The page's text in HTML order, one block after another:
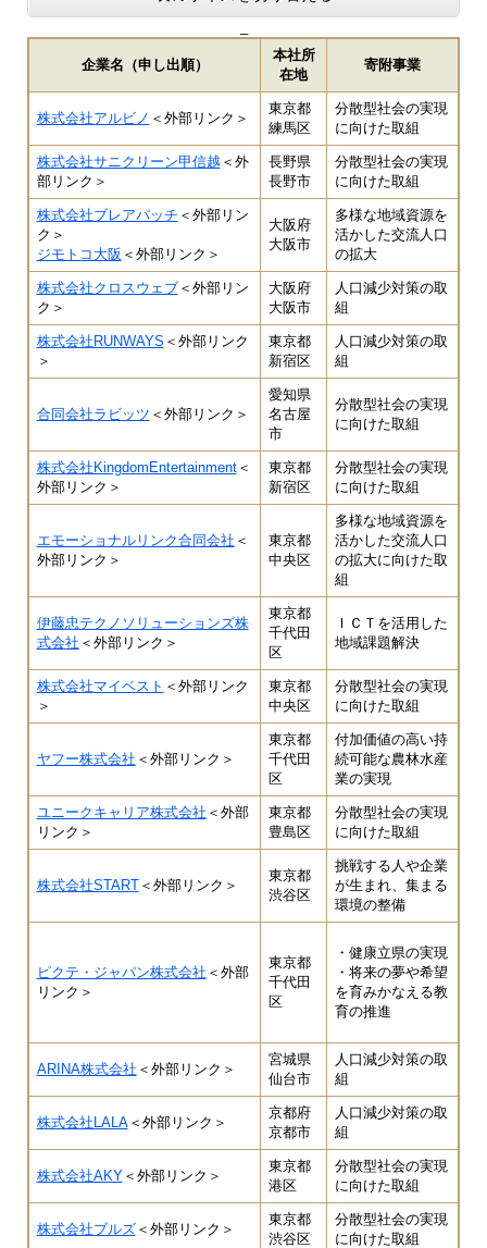
企業名（申し出順）
本社所
在地
寄附事業
株式会社アルビノ ＜外部リンク＞
東京都
練馬区
分散型社会の実現
に向けた取組
株式会社サニクリーン甲信越 ＜外
部リンク＞
長野県
長野市
分散型社会の実現
に向けた取組
株式会社ブレアパッチ ＜外部リン
ク＞
ジモトコ大阪 ＜外部リンク＞
大阪府
大阪市
多様な地域資源を
活かした交流人口
の拡大
株式会社クロスウェブ＜外部リン
ク＞
大阪府
大阪市
人口減少対策の取
組
株式会社RUNWAYS ＜外部リンク
＞
東京都
新宿区
人口減少対策の取
組
合同会社ラビッツ ＜外部リンク＞
愛知県
名古屋
市
分散型社会の実現
に向けた取組
株式会社KingdomEntertainment＜
外部リンク＞
東京都
新宿区
分散型社会の実現
に向けた取組
エモーショナルリンク合同会社 ＜
外部リンク＞
東京都
中央区
多様な地域資源を
活かした交流人口
の拡大に向けた取
組
伊藤忠テクノソリューションズ株
式会社 ＜外部リンク＞
東京都
千代田
区
ＩＣＴを活用した
地域課題解決
株式会社マイベスト ＜外部リンク
＞
東京都
中央区
分散型社会の実現
に向けた取組
ヤフー株式会社 ＜外部リンク＞
東京都
千代田
区
付加価値の高い持
続可能な農林水産
業の実現
ユニークキャリア株式会社 ＜外部
リンク＞
東京都
豊島区
分散型社会の実現
に向けた取組
株式会社START＜外部リンク＞
東京都
渋谷区
挑戦する人や企業
が生まれ、集まる
環境の整備
ピクテ・ジャパン株式会社 ＜外部
リンク＞
東京都
千代田
区
・健康立県の実現
・将来の夢や希望
を育みかなえる教
育の推進
ARINA株式会社 ＜外部リンク＞
宮城県
仙台市
人口減少対策の取
組
株式会社LALA＜外部リンク＞
京都府
京都市
人口減少対策の取
組
株式会社AKY＜外部リンク＞
東京都
港区
分散型社会の実現
に向けた取組
株式会社ブルズ＜外部リンク＞
東京都
渋谷区
分散型社会の実現
に向けた取組